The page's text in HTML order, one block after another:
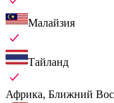
Малайзия
Тайланд
Африка, Ближний